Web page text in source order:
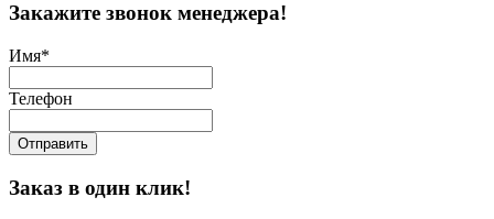
Закажите звонок менеджера!
Имя*
Телефон
Отправить
Заказ в один клик!